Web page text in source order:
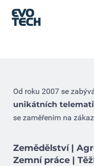
Od roku 2007 se
unikátních
se zaměřením na
Zemědělství |
Zemní práce |